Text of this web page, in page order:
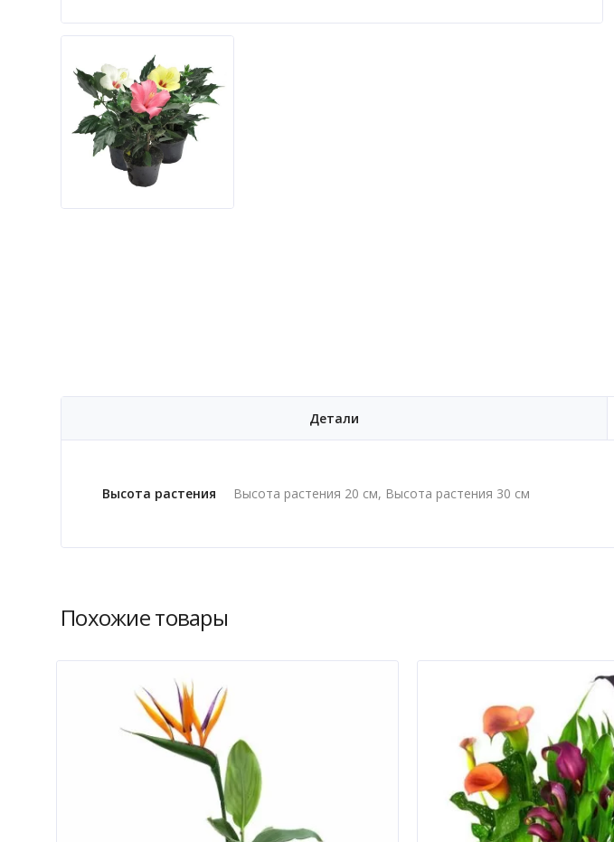
Детали
Высота растения Высота растения 20 см, Высота растения 30 см
Похожие товары